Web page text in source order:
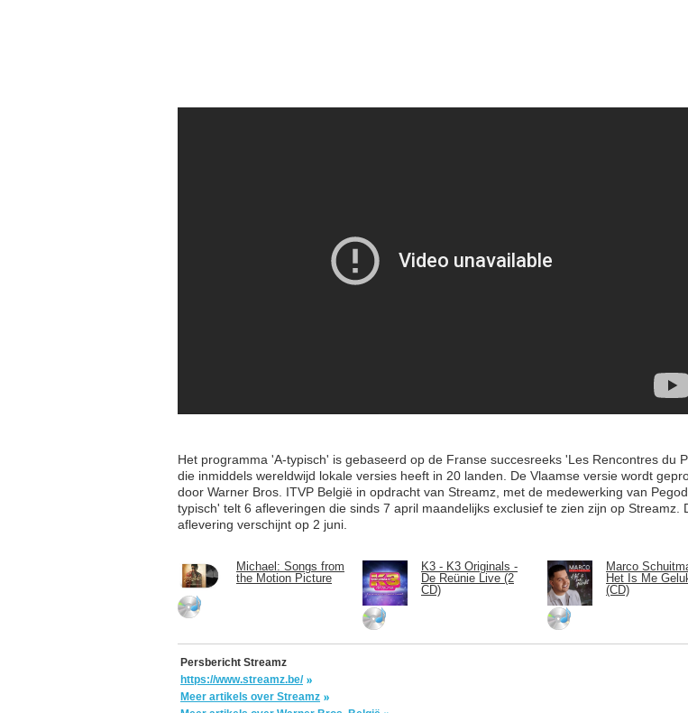
Het programma 'A-typisch' is gebaseerd op de Franse succesreeks 'Les Rencontres du
die inmiddels wereldwijd lokale versies heeft in 20 landen. De Vlaamse versie wordt
door Warner Bros. ITVP België in opdracht van Streamz, met de medewerking van
typisch' telt 6 afleveringen die sinds 7 april maandelijks exclusief te zien zijn op Streamz.
aflevering verschijnt op 2 juni.
Michael: Songs from
the Motion Picture
K3 - K3 Originals -
De Reünie Live (2
CD)
Marco
Het Is Me
(CD)
Persbericht Streamz
https://www.streamz.be/
Meer artikels over Streamz